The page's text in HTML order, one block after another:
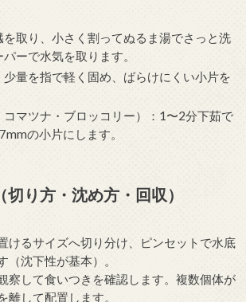
取り、小さく割ってぬるま湯でさっと洗
ーで水気を取ります。
量を指で軽く固め、ばらけにくい小片を
コマツナ・ブロッコリー）：1〜2分下茹で
の小片にします。
り方・沈め方・回収）
けるサイズへ切り分け、ピンセットで水底
（沈下性が基本）。
察して食いつきを確認します。複数個体が
離して配置します。